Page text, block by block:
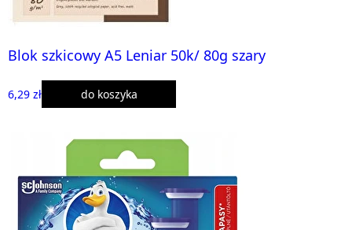
Blok szkicowy A5 Leniar 50k/ 80g szary
6,29 zł do koszyka